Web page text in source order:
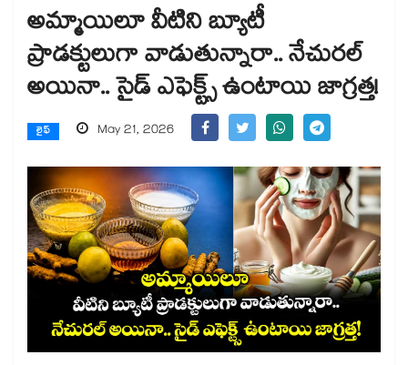
అమ్మాయిలూ వీటిని బ్యూటీ
ప్రాడక్టులుగా వాడుతున్నారా.. నేచురల్
అయినా.. సైడ్ ఎఫెక్ట్స్ ఉంటాయి జాగ్రత్త!
లైఫ్ May 21, 2026